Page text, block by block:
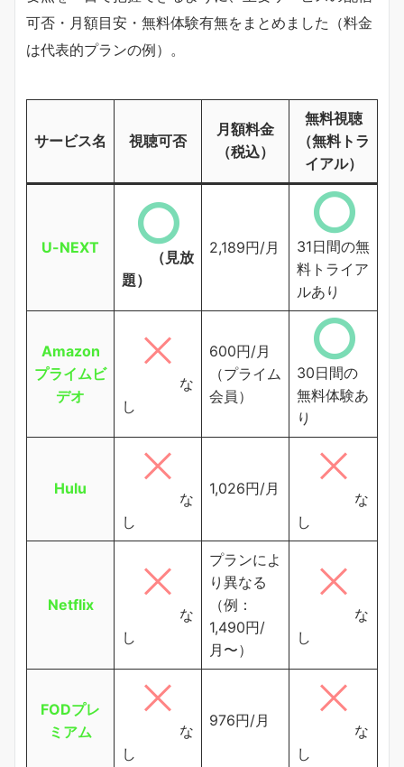
可否・月額目安・無料体験有無をまとめました（料金
は代表的プランの例）。
サービス名 視聴可否
月額料金
（税込）
無料視聴
（無料トラ
イアル）
U-NEXT
（見放
題）
2,189円/月
31日間の無
料トライア
ルあり
Amazon
プライムビ
デオ
な
し
600円/月
（プライム
会員）
30日間の
無料体験あ
り
Hulu
な
し
1,026円/月
な
し
Netflix
な
し
プランによ
り異なる
（例：
1,490円/
月〜）
な
し
FODプレ
ミアム
な
し
976円/月
な
し